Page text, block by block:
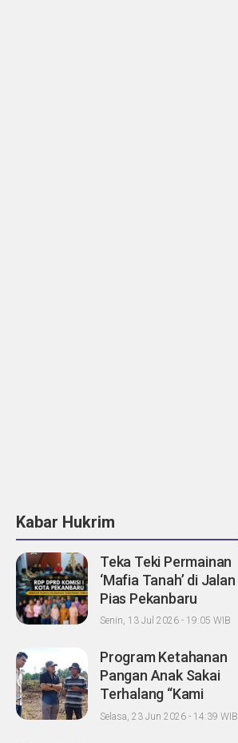
Kabar Hukrim
Teka Teki Permainan
‘Mafia Tanah’ di Jalan
Pias Pekanbaru
Menjadi Terang di
Senin, 13 Jul 2026 - 19:05 WIB
Program Ketahanan
Pangan Anak Sakai
Terhalang “Kami
Lapor Propam Polda
Selasa, 23 Jun 2026 - 14:39 WIB